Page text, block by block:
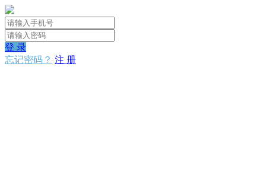
登 录
忘记密码？ 注 册